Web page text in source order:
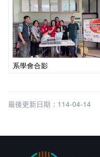
系學會合影
最後更新日期：114-04-14